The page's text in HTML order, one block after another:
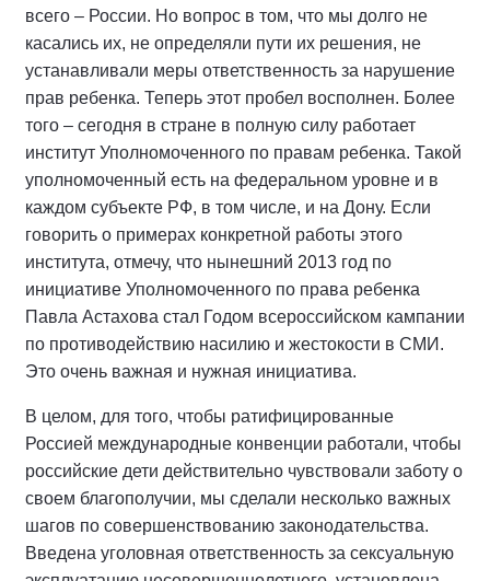
всего – России. Но вопрос в том, что мы долго не
касались их, не определяли пути их решения, не
устанавливали меры ответственность за нарушение
прав ребенка. Теперь этот пробел восполнен. Более
того – сегодня в стране в полную силу работает
институт Уполномоченного по правам ребенка. Такой
уполномоченный есть на федеральном уровне и в
каждом субъекте РФ, в том числе, и на Дону. Если
говорить о примерах конкретной работы этого
института, отмечу, что нынешний 2013 год по
инициативе Уполномоченного по права ребенка
Павла Астахова стал Годом всероссийском кампании
по противодействию насилию и жестокости в СМИ.
Это очень важная и нужная инициатива.
В целом, для того, чтобы ратифицированные
Россией международные конвенции работали, чтобы
российские дети действительно чувствовали заботу о
своем благополучии, мы сделали несколько важных
шагов по совершенствованию законодательства.
Введена уголовная ответственность за сексуальную